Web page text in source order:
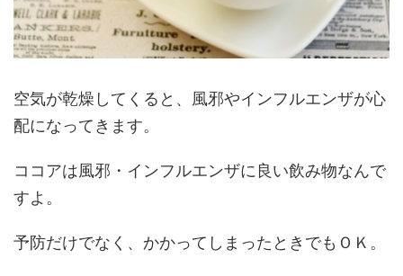
空気が乾燥してくると、風邪やインフルエンザが心
配になってきます。
ココアは風邪・インフルエンザに良い飲み物なんで
すよ。
予防だけでなく、かかってしまったときでもＯＫ。